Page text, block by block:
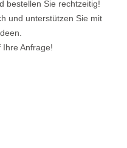
bestellen Sie rechtzeitig!
und unterstützen Sie mit
Anfrage!